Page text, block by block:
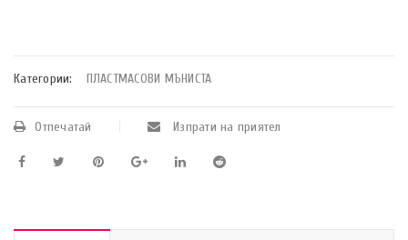
Категории: ПЛАСТМАСОВИ МЪНИСТА
Отпечатай Изпрати на приятел